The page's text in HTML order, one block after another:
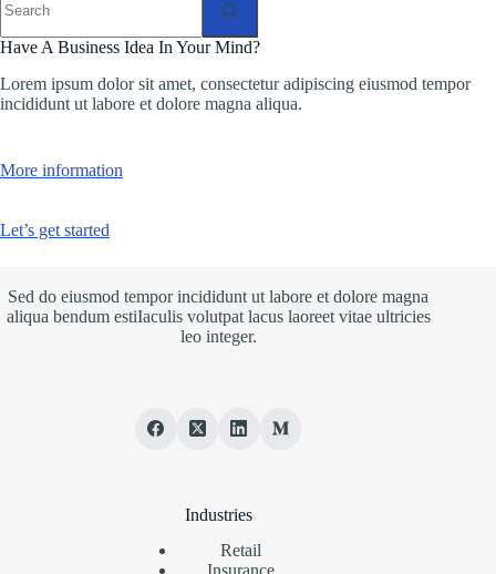
results
Have A Business Idea In Your Mind?
Lorem ipsum dolor sit amet, consectetur adipiscing eiusmod tempor
incididunt ut labore et dolore magna aliqua.
More information
Let’s get started
Sed do eiusmod tempor incididunt ut labore et dolore magna
aliqua bendum estiIaculis volutpat lacus laoreet vitae ultricies
leo integer.
Industries
Retail